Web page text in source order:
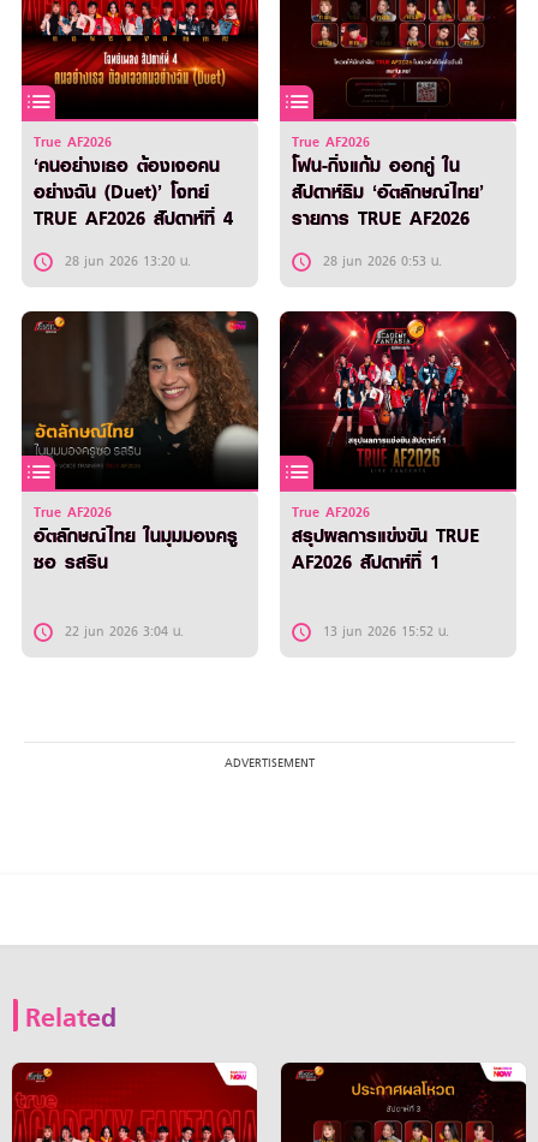
True AF2026
‘คนอย่างเธอ ต้องเจอคน
อย่างฉัน (Duet)’ โจทย์
TRUE AF2026 สัปดาห์ที่ 4
28 jun 2026 13:20 น.
True AF2026
โฟน-กิ่งแก้ม ออกคู่ ใน
สัปดาห์ธีม ‘อัตลักษณ์ไทย’
รายการ TRUE AF2026
28 jun 2026 0:53 น.
True AF2026
อัตลักษณ์ไทย ในมุมมองครู
ซอ รสริน
22 jun 2026 3:04 น.
True AF2026
สรุปผลการแข่งขัน TRUE
AF2026 สัปดาห์ที่ 1
13 jun 2026 15:52 น.
Related